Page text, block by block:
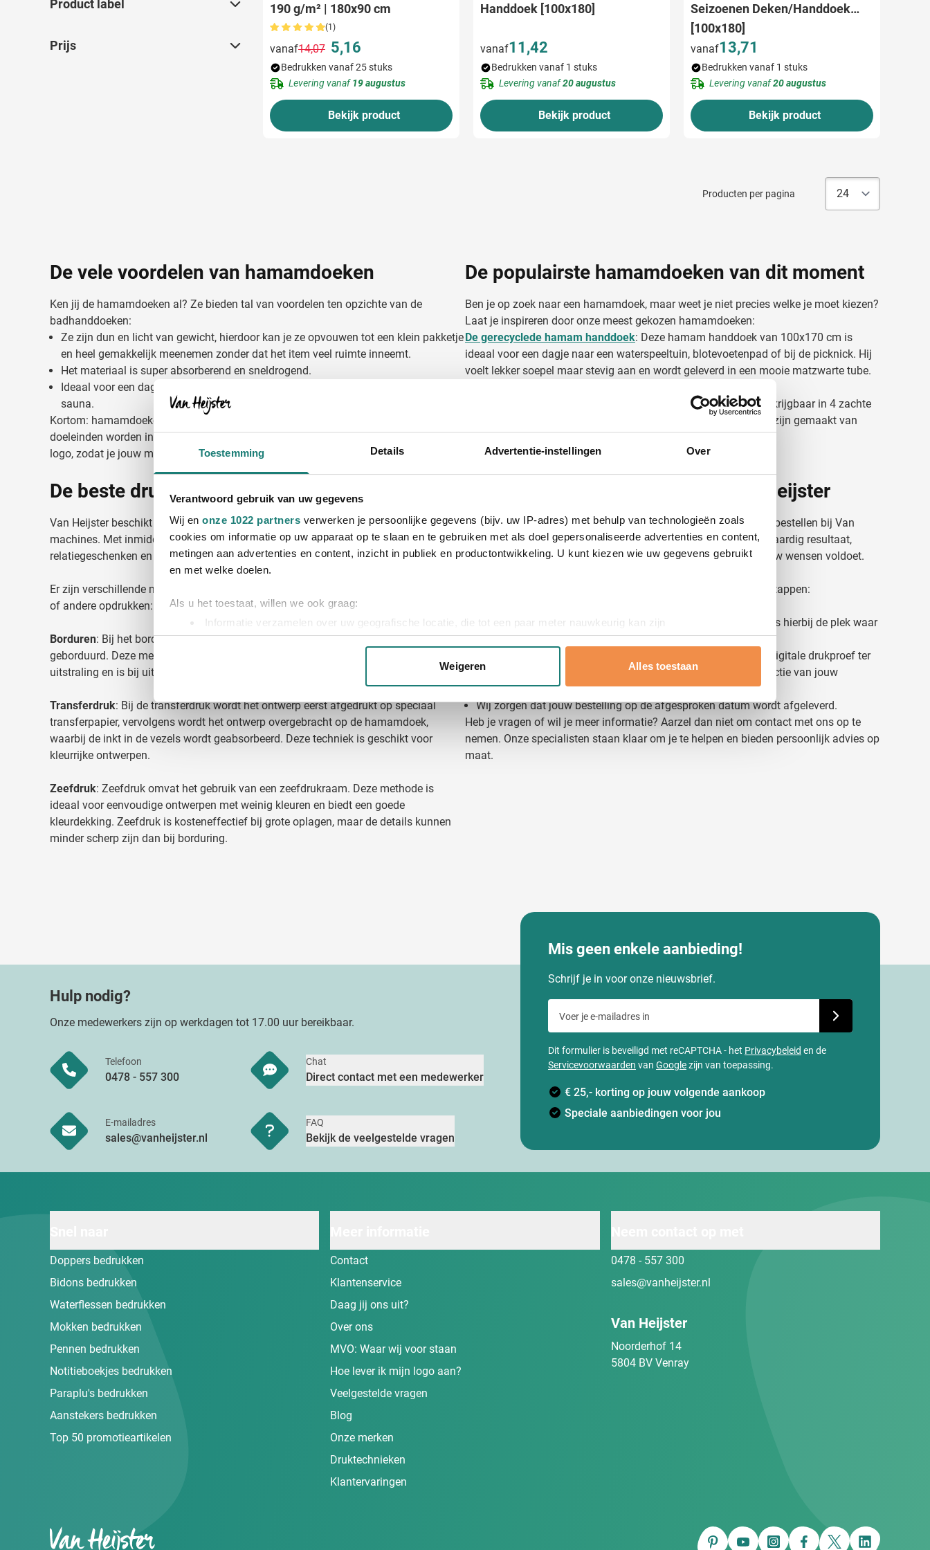
Toestemming Details Advertentie-instellingen Over
Verantwoord gebruik van uw gegevens
Wij en onze 1022 partners verwerken je persoonlijke gegevens (bijv. uw IP-adres) met behulp van technologieën zoals
cookies om informatie op uw apparaat op te slaan en te gebruiken met als doel gepersonaliseerde advertenties en content,
metingen aan advertenties en content, inzicht in publiek en productontwikkeling. U kunt kiezen wie uw gegevens gebruikt
en met welke doelen.
Als u het toestaat, willen we ook graag:
Informatie verzamelen over uw geografische locatie, die tot een paar meter nauwkeurig kan zijn
Uw apparaat identificeren door het actief te scannen op specifieke eigenschappen (fingerprinting)
toestemming op elk moment wijzigen of intrekken in de Cookieverklaring.
We gebruiken cookies om content en advertenties te personaliseren, om functies voor social media te bieden en om ons
websiteverkeer te analyseren. Ook delen we informatie over uw gebruik van onze site met onze partners voor social
media, adverteren en analyse. Deze partners kunnen deze gegevens combineren met andere informatie die u aan ze heeft
verstrekt of die ze hebben verzameld op basis van uw gebruik van hun services.
Weigeren Alles toestaan
Product label
Product label
Prijs
Prijs
190 g/m² | 180x90 cm
(1)
vanaf
Normale prijs
14,07 5,16
Bedrukken vanaf 25 stuks
Levering vanaf19 augustus
Bekijk product
Handdoek [100x180]
vanaf11,42
Bedrukken vanaf 1 stuks
Levering vanaf20 augustus
Bekijk product
Seizoenen Deken/Handdoek
[100x180]
vanaf13,71
Bedrukken vanaf 1 stuks
Levering vanaf20 augustus
Bekijk product
Producten per pagina
De vele voordelen van hamamdoeken
Ken jij de hamamdoeken al? Ze bieden tal van voordelen ten opzichte van de
badhanddoeken:
Ze zijn dun en licht van gewicht, hierdoor kan je ze opvouwen tot een klein pakketje
en heel gemakkelijk meenemen zonder dat het item veel ruimte inneemt.
Het materiaal is super absorberend en sneldrogend.
Ideaal voor een dagje strand, de sportschool, zwembad of een welness dagje bij de
sauna.
Kortom: hamamdoeken zijn geliefd bij een divers publiek en kunnen voor meerdere
doeleinden worden ingezet. Ze zijn ook nog eens gemakkelijk te bedrukken met jouw
logo, zodat je jouw merk extra onder de aandacht kan brengen.
De populairste hamamdoeken van dit moment
Ben je op zoek naar een hamamdoek, maar weet je niet precies welke je moet kiezen?
Laat je inspireren door onze meest gekozen hamamdoeken:
De gerecyclede hamam handdoek: Deze hamam handdoek van 100x170 cm is
ideaal voor een dagje naar een waterspeeltuin, blotevoetenpad of bij de picknick. Hij
voelt lekker soepel maar stevig aan en wordt geleverd in een mooie matzwarte tube.
: deze hamamdoeken zijn verkrijgbaar in 4 zachte
pasteltinten en zijn voorzien van franjes aan de korte zijdes. Ze zijn gemaakt van
100% katoen en hebben een afmeting van 180 x 90 cm.
De beste druktechnieken
Van Heijster beschikt over een eigen drukkerij met meer dan 125 verschillende
machines. Met inmiddels meer dan 45 jaar ervaring in het bedrukken van
relatiegeschenken en promotieartikelen is geen ontwerp ons te gek!
Er zijn verschillende methodes om hamamdoelen te bedrukken met jouw logo, tekst
of andere opdrukken:
Borduren: Bij het borduren wordt het ontwerp rechtstreeks op de hamamdoek
geborduurd. Deze methode zorgt voor een duurzaam resultaat met een luxe
uitstraling en is bij uitstek geschikt voor gedetailleerde ontwerpen.
Transferdruk: Bij de transferdruk wordt het ontwerp eerst afgedrukt op speciaal
transferpapier, vervolgens wordt het ontwerp overgebracht op de hamamdoek,
waarbij de inkt in de vezels wordt geabsorbeerd. Deze techniek is geschikt voor
kleurrijke ontwerpen.
Zeefdruk: Zeefdruk omvat het gebruik van een zeefdrukraam. Deze methode is
ideaal voor eenvoudige ontwerpen met weinig kleuren en biedt een goede
kleurdekking. Zeefdruk is kosteneffectief bij grote oplagen, maar de details kunnen
minder scherp zijn dan bij borduring.
Hamamdoeken bedrukken bij Van Heijster
Bedrukte hamamdoeken kan je gemakkelijk en voordelig online bestellen bij Van
Heijster. Onze adviseurs zorgen samen met jou voor een hoogwaardig resultaat,
zodat jouw promotieartikel of relatiegeschenk helemaal aan jouw wensen voldoet.
Jouw bedrukte hamamdoeken bestel je al in een paar simpele stappen:
Geef de gewenste aantallen, kleuren en drukmethode aan. Kies hierbij de plek waar
de opdruk moet komen te staan.
Voordat we aan de productie beginnen, ontvang je altijd een digitale drukproef ter
controle. Pas na jouw goedkeuring gaan we over tot de productie van jouw
bedrukte hamamdoek.
Wij zorgen dat jouw bestelling op de afgesproken datum wordt afgeleverd.
Heb je vragen of wil je meer informatie? Aarzel dan niet om contact met ons op te
nemen. Onze specialisten staan klaar om je te helpen en bieden persoonlijk advies op
maat.
Hulp nodig?
Onze medewerkers zijn op werkdagen tot 17.00 uur bereikbaar.
Telefoon
0478 - 557 300
Chat
Direct contact met een medewerker
E-mailadres
sales@vanheijster.nl
FAQ
Bekijk de veelgestelde vragen
Mis geen enkele aanbieding!
Schrijf je in voor onze nieuwsbrief.
Dit formulier is beveiligd met reCAPTCHA - het Privacybeleid en de
Servicevoorwaarden van Googlezijn van toepassing.
€ 25,- korting op jouw volgende aankoop
Speciale aanbiedingen voor jou
Doppers bedrukken
Bidons bedrukken
Waterflessen bedrukken
Mokken bedrukken
Pennen bedrukken
Notitieboekjes bedrukken
Paraplu's bedrukken
Aanstekers bedrukken
Top 50 promotieartikelen
Contact
Klantenservice
Daag jij ons uit?
Over ons
MVO: Waar wij voor staan
Hoe lever ik mijn logo aan?
Veelgestelde vragen
Blog
Onze merken
Druktechnieken
Klantervaringen
0478 - 557 300
sales@vanheijster.nl
Van Heijster
Noorderhof 14
5804 BV Venray